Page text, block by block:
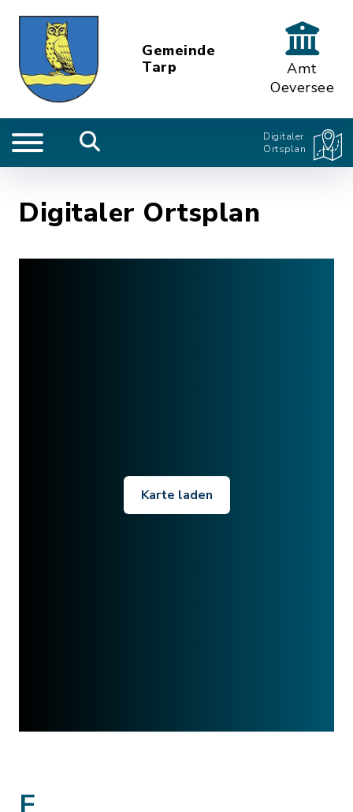
Gemeinde
Tarp
Amt
Oeversee
Digitaler
Ortsplan
Digitaler Ortsplan
Karte laden